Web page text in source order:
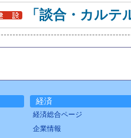
「談合・カル
経済
経済総合ページ
企業情報